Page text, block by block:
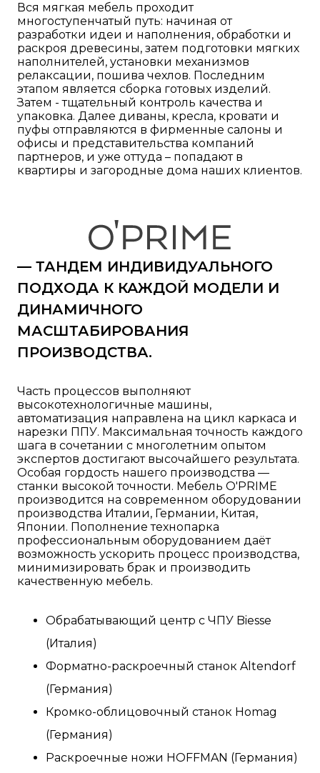
Вся мягкая мебель проходит
многоступенчатый путь: начиная от
разработки идеи и наполнения, обработки и
раскроя древесины, затем подготовки мягких
наполнителей, установки механизмов
релаксации, пошива чехлов. Последним
этапом является сборка готовых изделий.
Затем - тщательный контроль качества и
упаковка. Далее диваны, кресла, кровати и
пуфы отправляются в фирменные салоны и
офисы и представительства компаний
партнеров, и уже оттуда – попадают в
квартиры и загородные дома наших клиентов.
— ТАНДЕМ ИНДИВИДУАЛЬНОГО
ПОДХОДА К КАЖДОЙ МОДЕЛИ И
ДИНАМИЧНОГО
МАСШТАБИРОВАНИЯ
ПРОИЗВОДСТВА.
Часть процессов выполняют
высокотехнологичные машины,
автоматизация направлена на цикл каркаса и
нарезки ППУ. Максимальная точность каждого
шага в сочетании с многолетним опытом
экспертов достигают высочайшего результата.
Особая гордость нашего производства —
станки высокой точности. Мебель O'PRIME
производится на современном оборудовании
производства Италии, Германии, Китая,
Японии. Пополнение технопарка
профессиональным оборудованием даёт
возможность ускорить процесс производства,
минимизировать брак и производить
качественную мебель.
Обрабатывающий центр с ЧПУ Biesse
(Италия)
Форматно-раскроечный станок Altendorf
(Германия)
Кромко-облицовочный станок Homag
(Германия)
Раскроечные ножи HOFFMAN (Германия)